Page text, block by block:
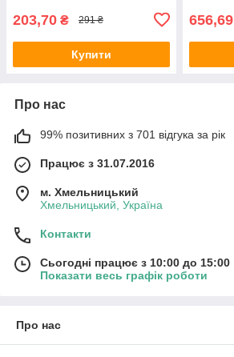
203,70 ₴ 291 ₴
Купити
656,69
Про нас
99% позитивних з 701 відгука за рік
Працює з 31.07.2016
м. Хмельницький
Хмельницький, Україна
Контакти
Сьогодні працює з 10:00 до 15:00
Показати весь графік роботи
Про нас